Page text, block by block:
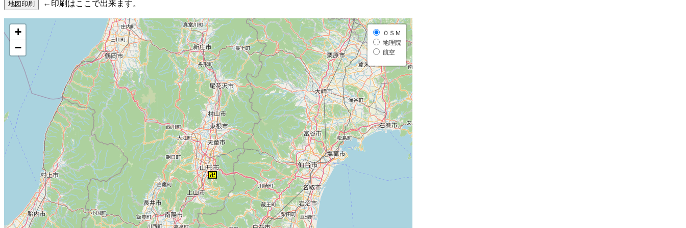
←印刷はここで出来ます。
+
−
ＯＳＭ
地理院
航空